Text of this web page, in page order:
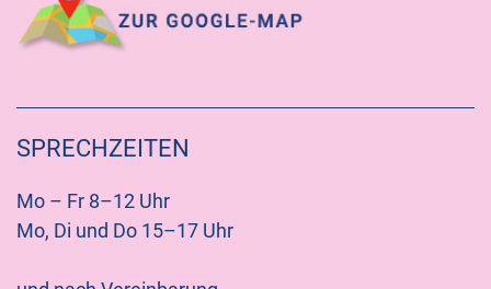
SPRECHZEITEN
Mo – Fr 8–12 Uhr
Mo, Di und Do 15–17 Uhr